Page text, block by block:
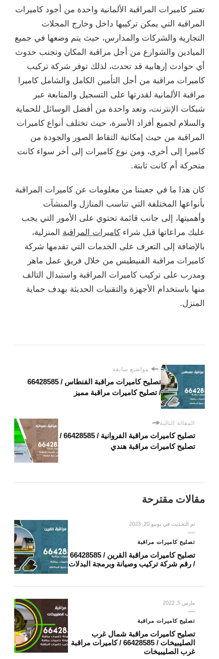
تعتبر كاميرات المراقبة الألمانية واحدة من أجود كاميرات
المراقبة التي يمكن تركيبها داخل وخارج المحلات
التجارية والشركات والمدارس، حيث يتم وضعها في جميع
الميادين والشوارع من أجل مراقبة المكان وتجنب حدوث
أي حوادث إرهابية قد تحدث، لذلك توفر شركة تركيب
كاميرات مراقبة من أجل التأمين الكامل والشامل كاميرا
مراقبة الألمانية لقدرتها على التسجيل والمتابعة عبر
شبكات الإنترنت، وتعد واحدة من أفضل الوسائل للحماية
والسلام لجميع أفراد الأسرة، حيث تختلف أنواع كاميرات
المراقبة من حيث إمكانية التقاط الصور والجودة من
كاميرا إلى أخرى، ومن نوع كاميرات إلى أخر سواء كانت
متحركة أم كانت ثابتة.
كان هذا ما في جعبتنا من معلومات عن كاميرات المراقبة
بأنواعها المختلفة التي تناسب المنازل والمنشآت
وأهميتها، إلى جانب قائمة تحتوي على الأمور التي يجب
عليك مراعاتها قبل شراء كاميرات المراقبة المنزلية،
بالإضافة إلى التعرف على الخدمات التي تقدمها شركة
كاميرات مراقبة الفنيطيس من خلال فريق عمل ماهر
ومدرب على تركيب كاميرات المراقبة واستبدال التالف
منها باستخدام الأجهزة والتقنيات الحديثة بهدف حماية
المنزل.
مواضيع سابقة
تصليح كاميرات مراقبة الفنطاس / 66428585
/ تصليح كاميرات مراقبة مميز
المقالة التالية
تصليح كاميرات مراقبة الفروانية / 66428585 /
تصليح كاميرات مراقبة هندي
مقالات مقترحة
تم التحديث في يونيو 20, 2023
تصليح كاميرات مراقبة
تصليح كاميرات مراقبة القرين / 66428585
/ رقم شركة تركيب وصيانة وبرمجة البدلات
مارس 5, 2022
تصليح كاميرات مراقبة
تصليح كاميرات مراقبة شمال غرب
الصليبيخات / 66428585 / كاميرات مراقبة
غرب الصليبيخات